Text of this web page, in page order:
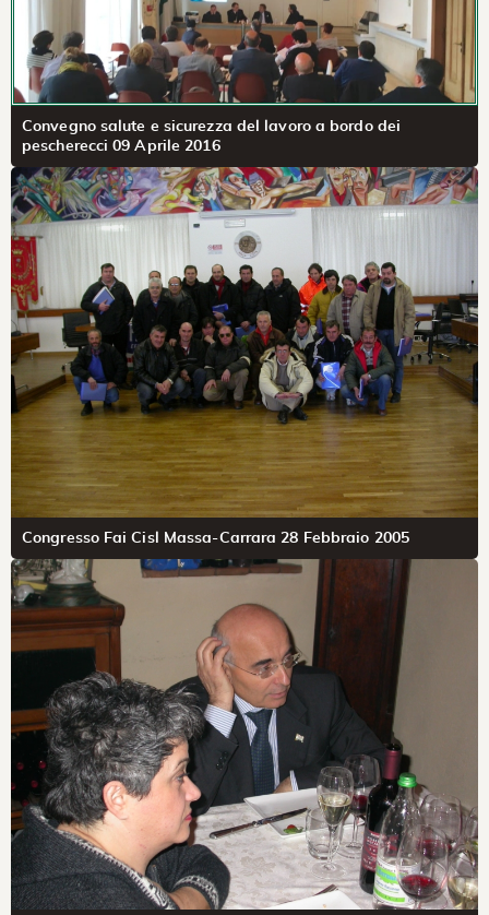
Convegno salute e sicurezza del lavoro a bordo dei
pescherecci 09 Aprile 2016
Congresso Fai Cisl Massa-Carrara 28 Febbraio 2005